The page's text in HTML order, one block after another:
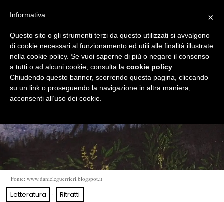
Fonte: www.danieleguerrieri.blogspot.it
Letteratura · Ritratti
×
Informativa
Questo sito o gli strumenti terzi da questo utilizzati si avvalgono
di cookie necessari al funzionamento ed utili alle finalità illustrate
nella cookie policy. Se vuoi saperne di più o negare il consenso
a tutti o ad alcuni cookie, consulta la cookie policy
Chiudendo questo banner, scorrendo questa pagina, cliccando
su un link o proseguendo la navigazione in altra maniera,
acconsenti all’uso dei cookie.